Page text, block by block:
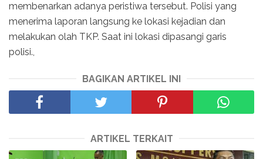
membenarkan adanya peristiwa tersebut. Polisi yang
menerima laporan langsung ke lokasi kejadian dan
melakukan olah TKP. Saat ini lokasi dipasangi garis
polisi.,
BAGIKAN ARTIKEL INI
ARTIKEL TERKAIT